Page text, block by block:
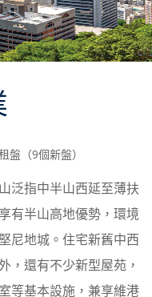
盤（9個新盤）
泛指中半山西延至薄扶
有半山高地優勢，環境
尼地城。住宅新舊中西
，還有不少新型屋苑，
等基本設施，兼享維港